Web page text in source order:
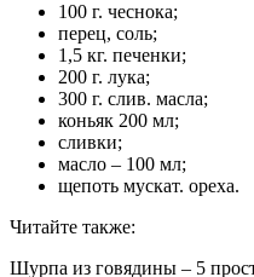
100 г. чеснока;
перец, соль;
1,5 кг. печенки;
200 г. лука;
300 г. слив. масла;
коньяк 200 мл;
сливки;
масло – 100 мл;
щепоть мускат. ореха.
Читайте также:
Шурпа из говядины – 5